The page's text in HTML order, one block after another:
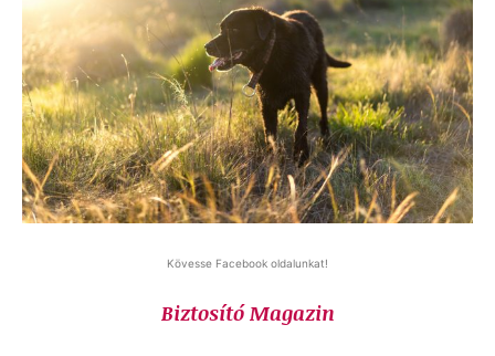
Kövesse Facebook oldalunkat!
Biztosító Magazin